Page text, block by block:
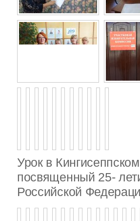
Урок в
посвященный 25-
Российской